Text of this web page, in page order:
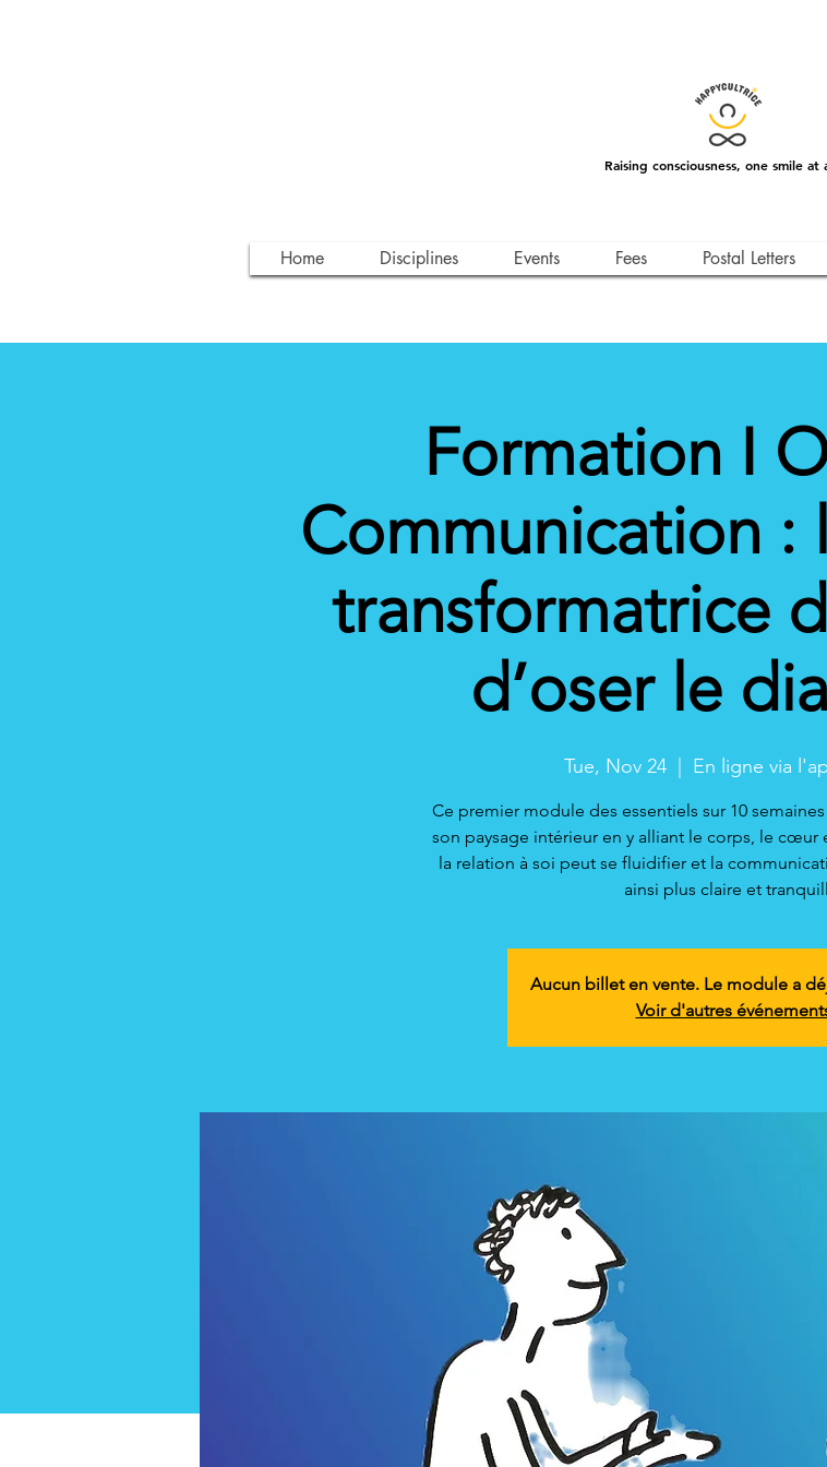
Raising consciousness, one smile at
Formation I
Communication :
transformatrice
d’oser le
Tue, Nov 24
  |
En ligne via
Ce premier module des essentiels sur 10
son paysage intérieur en y alliant le corps, le cœur
la relation à soi peut se fluidifier et la
ainsi plus claire et
Aucun billet en vente. Le module a
Voir d'autres
Home Disciplines Events Fees Postal Letters